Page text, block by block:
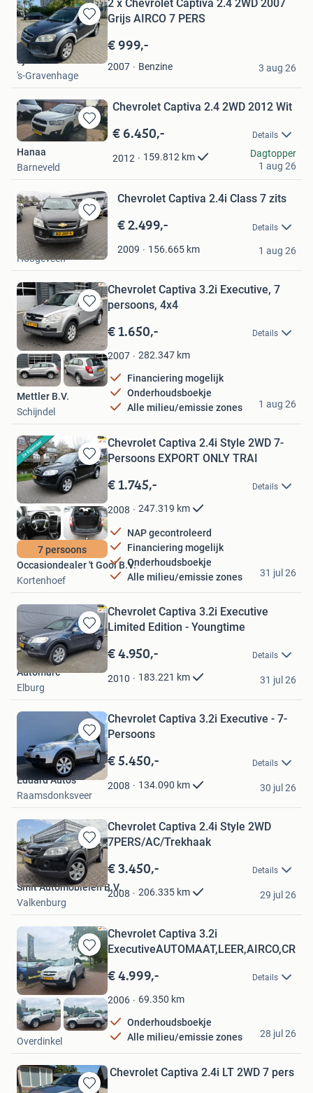
Bewaren
in
Mijn
Favorieten
2 x Chevrolet Captiva 2.4 2WD 2007
Grijs AIRCO 7 PERS
€ 999,-
2007 Benzine
Sjaak Selier
's-Gravenhage
3 aug 26
Bewaren
in
Chevrolet Captiva 2.4 2WD 2012 Wit
€ 6.450,- Details
2012 159.812 km
Hanaa
Barneveld
Dagtopper
1 aug 26
Bewaren
in
Mijn
Favorieten
Chevrolet Captiva 2.4i Class 7 zits
€ 2.499,- Details
2009 156.665 km
Strijker Auto´s
Hoogeveen
1 aug 26
Bewaren
in
Mijn
Favorieten
Chevrolet Captiva 3.2i Executive, 7
persoons, 4x4
€ 1.650,- Details
2007 282.347 km
Financiering mogelijk
Onderhoudsboekje
Alle milieu/emissie zones
Mettler B.V.
Schijndel
1 aug 26
Bewaren
in
Mijn
Favorieten
7 persoons
Chevrolet Captiva 2.4i Style 2WD 7-
Persoons EXPORT ONLY TRAI
€ 1.745,- Details
2008 247.319 km
NAP gecontroleerd
Financiering mogelijk
Onderhoudsboekje
Alle milieu/emissie zones
Occasiondealer 't Gooi B.V.
Kortenhoef
31 jul 26
Bewaren
in
Mijn
Favorieten
Chevrolet Captiva 3.2i Executive
Limited Edition - Youngtime
€ 4.950,- Details
2010 183.221 km
Automarc
Elburg
31 jul 26
Bewaren
in
Mijn
Favorieten
Chevrolet Captiva 3.2i Executive - 7-
Persoons
€ 5.450,- Details
2008 134.090 km
Eduard Auto's
Raamsdonksveer
30 jul 26
Bewaren
in
Mijn
Favorieten
Chevrolet Captiva 2.4i Style 2WD
7PERS/AC/Trekhaak
€ 3.450,- Details
2008 206.335 km
Smit Automobielen B.V.
Valkenburg
29 jul 26
Bewaren
in
Mijn
Favorieten
Chevrolet Captiva 3.2i
€ 4.999,- Details
2006 69.350 km
Onderhoudsboekje
Alle milieu/emissie zones
JV Cars
Overdinkel
28 jul 26
Chevrolet Captiva 2.4i LT 2WD 7 pers